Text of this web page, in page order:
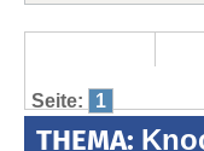
Seite: 1
THEMA: